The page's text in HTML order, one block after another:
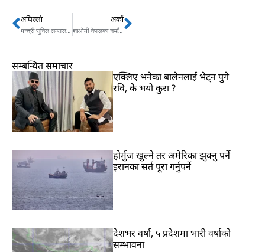
Prev
अघिल्लो
मन्त्री सुनिल लम्सालको नयाँ चेतावनी,अब मेयर र प्रदेश मन्त्रीलाई थुन्ने !
अर्को
शाओमी नेपालका नयाँ सर्भिस सेन्टर सञ्चालनमा Next
सम्बन्धित समाचार
एक्लिए भनेका बालेनलाई भेट्न पुगे
रवि, के भयो कुरा ?
होर्मुज खुल्ने तर अमेरिका झुक्नु पर्ने
इरानका सर्त पूरा गर्नुपर्ने
देशभर वर्षा, ५ प्रदेशमा भारी वर्षाको
सम्भावना